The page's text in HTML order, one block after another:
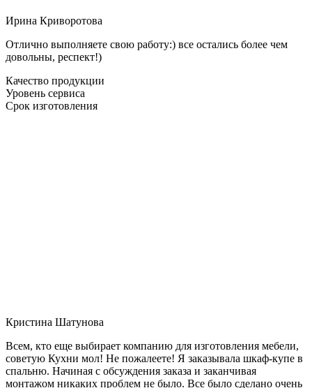
Ирина Криворотова
Отлично выполняете свою работу:) все остались более чем
довольны, респект!)
Качество продукции
Уровень сервиса
Срок изготовления
Кристина Шатунова
Всем, кто еще выбирает компанию для изготовления мебели,
советую Кухни мол! Не пожалеете! Я заказывала шкаф-купе в
спальню. Начиная с обсуждения заказа и заканчивая
монтажом никаких проблем не было. Все было сделано очень